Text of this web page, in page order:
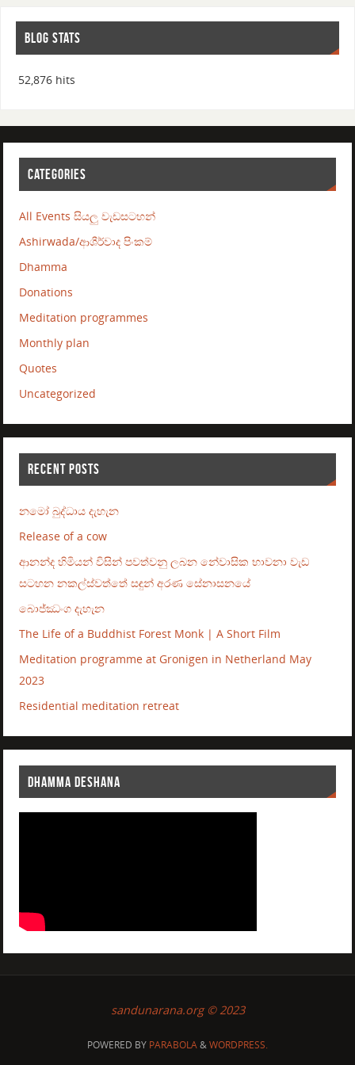
BLOG STATS
52,876 hits
CATEGORIES
All Events සියලු වැඩසටහන්
Ashirwada/ආශීර්වාද පිංකම්
Dhamma
Donations
Meditation programmes
Monthly plan
Quotes
Uncategorized
RECENT POSTS
නමෝ බුද්ධාය දැහැන
Release of a cow
ආනන්ද හිමියන් විසින් පවත්වනු ලබන නේවාසික භාවනා වැඩ
සටහන නකල්ස්වත්තේ සඳුන් අරණ සේනාසනයේ
බොජ්ඣංග දැහැන
The Life of a Buddhist Forest Monk | A Short Film
Meditation programme at Gronigen in Netherland May
2023
Residential meditation retreat
DHAMMA DESHANA
sandunarana.org © 2023
POWERED BY PARABOLA&WORDPRESS.